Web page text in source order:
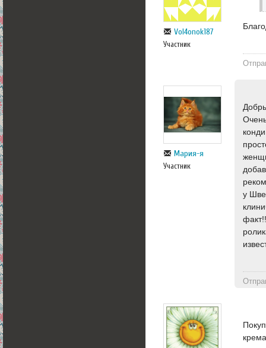
Vol4onok187
Участник
Мария-я
Участник
у